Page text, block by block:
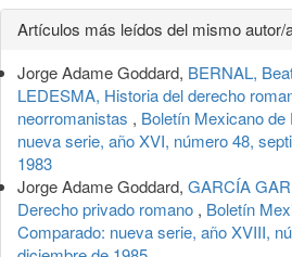
Detalles
del
artículo
Artículos más leídos del mismo autor/
Jorge Adame Goddard, BERNAL,
LEDESMA, Historia del derecho
neorromanistas , Boletín Mexicano
nueva serie, año XVI, número 48,
1983
Jorge Adame Goddard, GARCÍA
Derecho privado romano , Boletín
Comparado: nueva serie, año XVIII,